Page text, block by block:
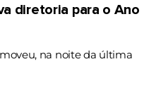
diretoria para o Ano
na noite da última